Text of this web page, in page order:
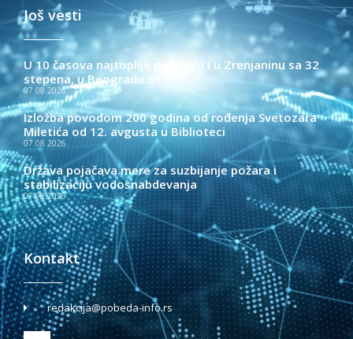
Još vesti
U 10 časova najtoplije na Paliću i u Zrenjaninu sa 32
stepena, u Beogradu 31
07.08.2026.
Izložba povodom 200 godina od rođenja Svetozara
Miletića od 12. avgusta u Biblioteci
07.08.2026.
Država pojačava mere za suzbijanje požara i
stabilizaciju vodosnabdevanja
07.08.2026.
Kontakt
redakcija@pobeda-info.rs